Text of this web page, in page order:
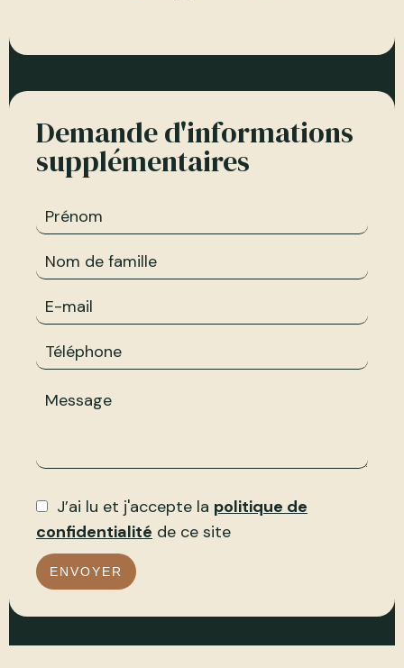
Demande d'informations
supplémentaires
J’ai lu et j'accepte la politique de
confidentialité de ce site
ENVOYER